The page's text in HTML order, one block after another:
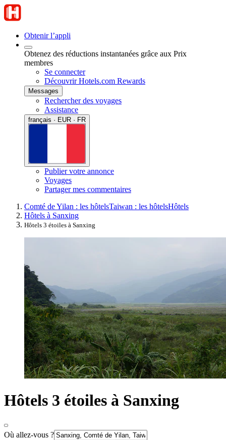
Obtenir l’appli
Obtenez des réductions instantanées grâce aux Prix
membres
Se connecter
Découvrir Hotels.com Rewards
Messages
Rechercher des voyages
Assistance
français · EUR · FR
Publier votre annonce
Voyages
Partager mes commentaires
Comté de Yilan : les hôtelsTaiwan : les hôtelsHôtels
Hôtels à Sanxing
Hôtels 3 étoiles à Sanxing
Hôtels 3 étoiles à Sanxing
Où allez-vous ?